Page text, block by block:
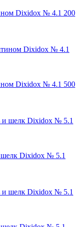
Dixidox № 4.1 200
Dixidox № 4.1 500
Dixidox № 5.1